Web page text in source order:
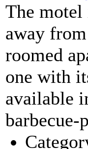
The motel
away
roomed
one with
available
barbecue-